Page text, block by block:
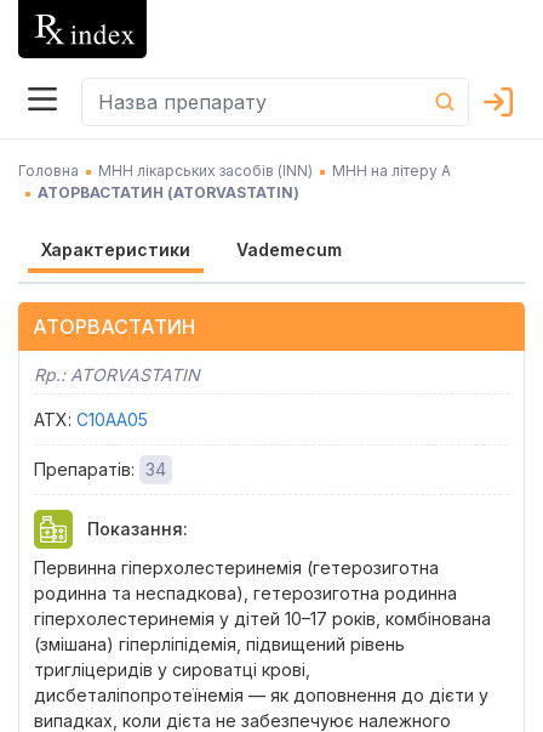
Головна МНН лікарських засобів (INN)
МНН на літеру А
АТОРВАСТАТИН (ATORVASTATIN)
Характеристики Vademecum
АТОРВАСТАТИН
Rp.: ATORVASTATIN
АТХ: C10AA05
Препаратів: 34
Показання:
Первинна гіперхолестеринемія (гетерозиготна
родинна та неспадкова), гетерозиготна родинна
гіперхолестеринемія у дітей 10–17 років, комбінована
(змішана) гіперліпідемія, підвищений рівень
тригліцеридів у сироватці крові,
дисбеталіпопротеїнемія — як доповнення до дієти у
випадках, коли дієта не забезпечуює належного